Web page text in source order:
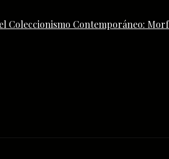
Coleccionismo Contemporáneo: